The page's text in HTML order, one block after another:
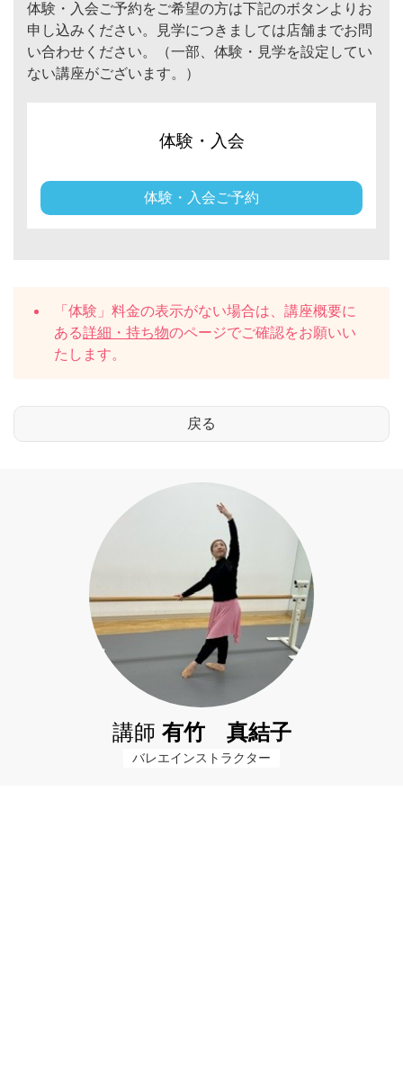
体験・入会ご予約をご希望の方は下記のボタンよりお
申し込みください。見学につきましては店舗までお問
い合わせください。（一部、体験・見学を設定してい
ない講座がございます。）
体験・入会
体験・入会ご予約
「体験」料金の表示がない場合は、講座概要に
ある詳細・持ち物のページでご確認をお願いい
たします。
講師 有竹 真結子
バレエインストラクター